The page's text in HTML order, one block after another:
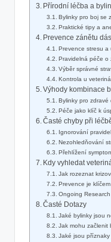
Přírodní léčba a
Bylinky pro boj se
Praktické tipy a
Prevence zánětu
Prevence stresu a
Pravidelná péče o
Výběr správné
Kontrola u
Výhody kombinace
Bylinky pro zdravé
Péče jako klíč k
Časté chyby při
Ignorování
Nezohledňování
Přehlížení
Kdy vyhledat
Jak rozeznat
Prevence je klíčem
Ongoing
Časté Dotazy
Jaké bylinky jsou
Jak mohu začlenit
Jaké jsou